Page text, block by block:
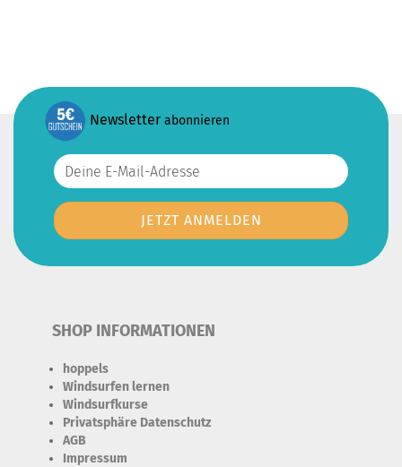
Newsletter abonnieren
SHOP INFORMATIONEN
hoppels
Windsurfen lernen
Windsurfkurse
Privatsphäre Datenschutz
AGB
Impressum